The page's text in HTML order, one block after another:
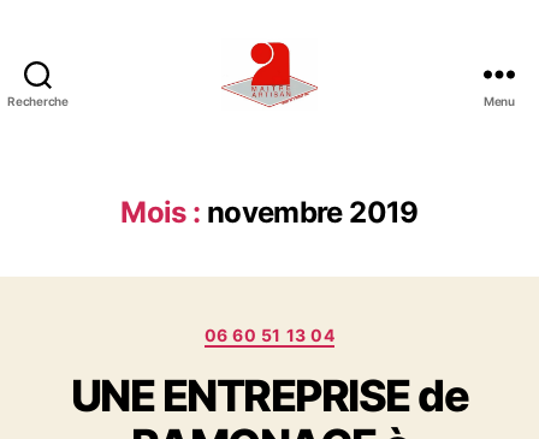
Recherche
E
N
R
P
I
S
Menu
Mois : novembre 2019
C
t
é
06 60 51 13 04
UNE ENTREPRISE de